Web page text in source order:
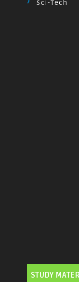
Sci-Tech
STUDY